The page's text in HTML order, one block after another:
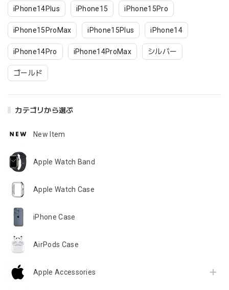
iPhone14Plus iPhone15 iPhone15Pro
iPhone15ProMax iPhone15Plus iPhone14
iPhone14Pro iPhone14ProMax シルバー
ゴールド
カテゴリから選ぶ
New Item
Apple Watch Band
Apple Watch Case
iPhone Case
AirPods Case
Apple Accessories